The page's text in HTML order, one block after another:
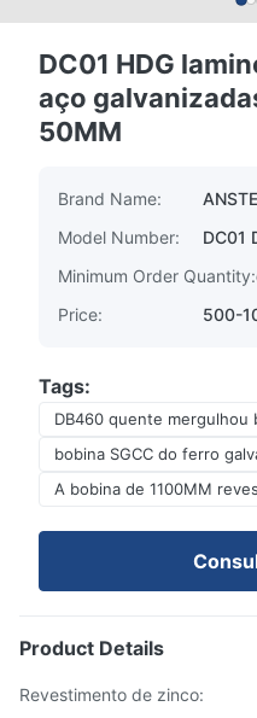
DC01 HDG
aço
50MM
Brand Name:
Model Number:
DC01
Minimum Order Quantity:
Price:
500-
Tags:
DB460 quente mergulhou
bobina SGCC do ferro
A bobina de 1100MM
Product Details
Revestimento de zinco: